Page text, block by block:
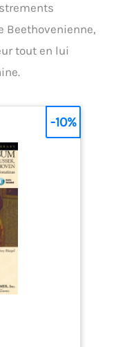
Beethovenienne,
tout en lui
-10%